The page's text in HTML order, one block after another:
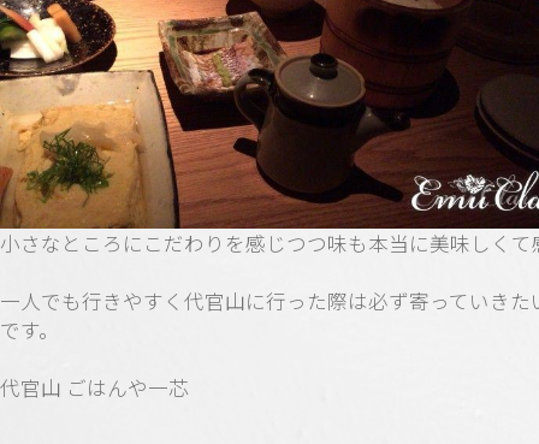
小さなところにこだわりを感じつつ味も本当に美味しくて
一人でも行きやすく代官山に行った際は必ず寄っていきた
です。
代官山 ごはんや一芯